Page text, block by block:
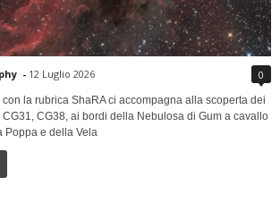
- 12 Luglio 2026 0
la rubrica ShaRA ci accompagna alla scoperta dei
CG38, ai bordi della Nebulosa di Gum a cavallo
Poppa e della Vela